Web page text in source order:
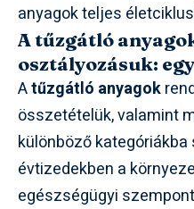
anyagok teljes
A tűzgátló
osztályozásuk:
Atűzgátló anyagok
összetételük, valamint
különböző
évtizedekben a
egészségügyi